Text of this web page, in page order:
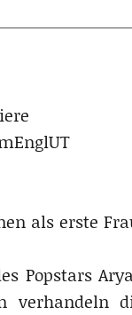
als erste
Popstars
verhandeln